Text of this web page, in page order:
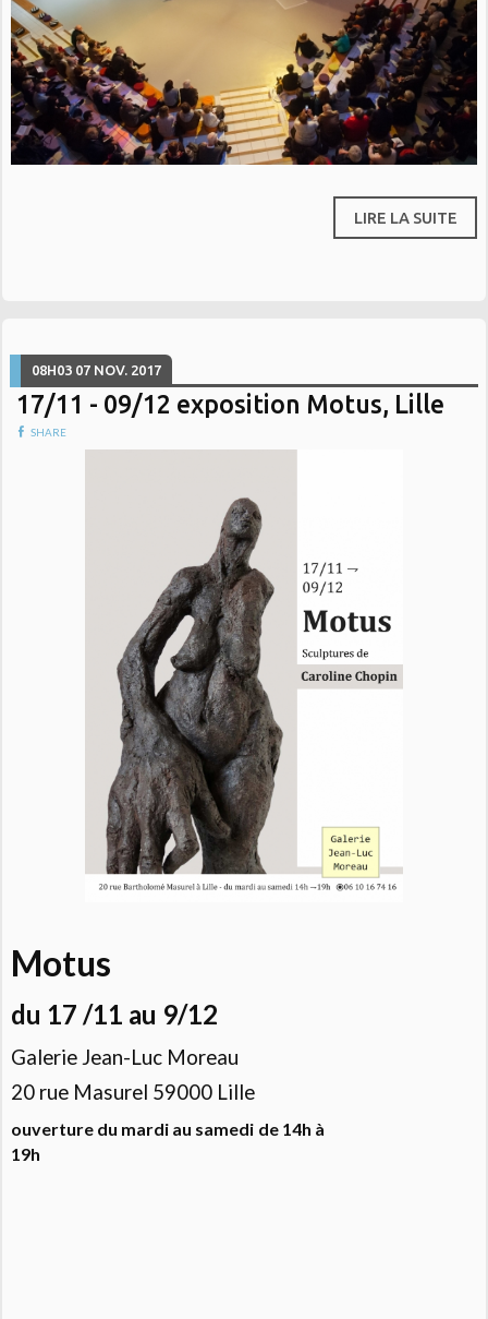
LIRE LA SUITE
08H03 07 NOV. 2017
17/11 - 09/12 exposition Motus, Lille
SHARE
Motus
du 17 /11 au 9/12
Galerie Jean-Luc Moreau
20 rue Masurel 59000 Lille
ouverture du mardi au samedi de 14h à
19h